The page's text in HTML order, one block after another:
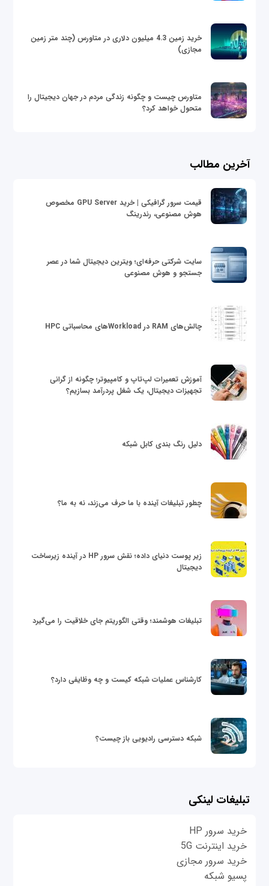
خرید زمین 4.3 میلیون دلاری در متاورس (چند متر زمین
مجازی)
متاورس چیست و چگونه زندگی مردم در جهان دیجیتال را
متحول خواهد کرد؟
آخرین مطالب
قیمت سرور گرافیکی | خرید GPU Server مخصوص
هوش مصنوعی، رندرینگ
سایت شرکتی حرفه‌ای؛ ویترین دیجیتال شما در عصر
جستجو و هوش مصنوعی
چالش‌های RAM در Workloadهای محاسباتی HPC
آموزش تعمیرات لپ‌تاپ و کامپیوتر؛ چگونه از گرانی
تجهیزات دیجیتال، یک شغل پردرآمد بسازیم؟
دلیل رنگ بندی کابل شبکه
چطور تبلیغات آینده با ما حرف می‌زند، نه به ما؟
زیر پوست دنیای داده؛ نقش سرور HP در آینده زیرساخت
دیجیتال
تبلیغات هوشمند؛ وقتی الگوریتم جای خلاقیت را می‌گیرد
کارشناس عملیات شبکه کیست و چه وظایفی دارد؟
شبکه دسترسی رادیویی باز چیست؟
تبلیغات لینکی
خرید سرور HP
خرید اینترنت 5G
خرید سرور مجازی
پسیو شبکه